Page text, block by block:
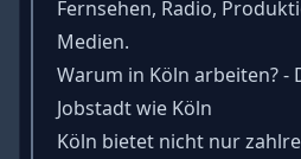
Fernsehen, Radio,
Medien.
Warum in Köln arbeiten? -
Jobstadt wie Köln
Köln bietet nicht nur